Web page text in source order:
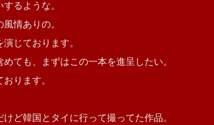
るような。
情ありの。
じております。
ても、まずはこの一本を進呈したい。
ります。
ど韓国とタイに行って撮ってた作品。